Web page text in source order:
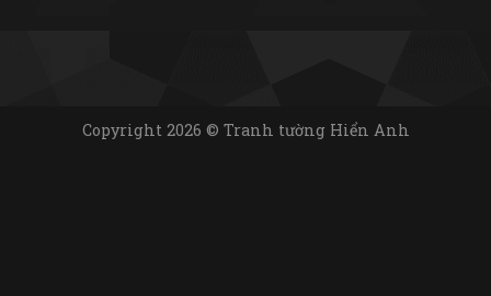
Copyright 2026 © Tranh tường Hiển Anh